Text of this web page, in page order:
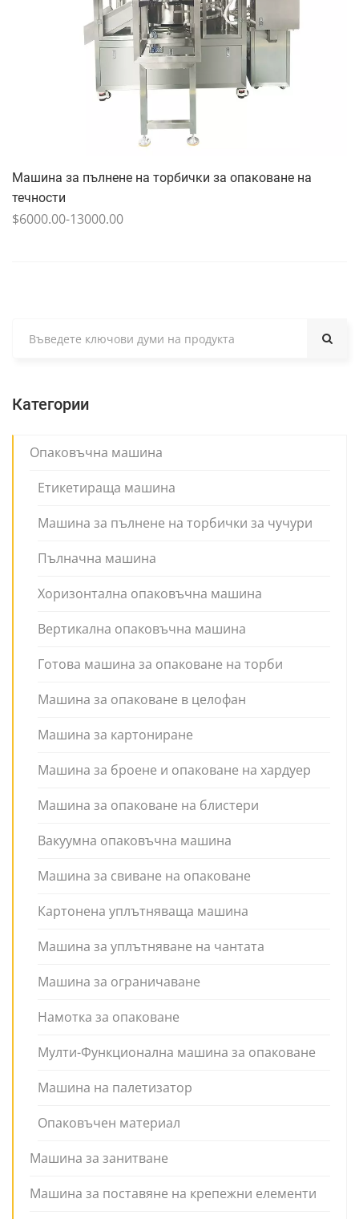
Машина за пълнене на торбички за опаковане на
течности
$6000.00-13000.00
Категории
Опаковъчна машина
Етикетираща машина
Машина за пълнене на торбички за чучури
Пълначна машина
Хоризонтална опаковъчна машина
Вертикална опаковъчна машина
Готова машина за опаковане на торби
Машина за опаковане в целофан
Машина за картониране
Машина за броене и опаковане на хардуер
Машина за опаковане на блистери
Вакуумна опаковъчна машина
Машина за свиване на опаковане
Картонена уплътняваща машина
Машина за уплътняване на чантата
Машина за ограничаване
Намотка за опаковане
Мулти-Функционална машина за опаковане
Машина на палетизатор
Опаковъчен материал
Машина за занитване
Машина за поставяне на крепежни елементи